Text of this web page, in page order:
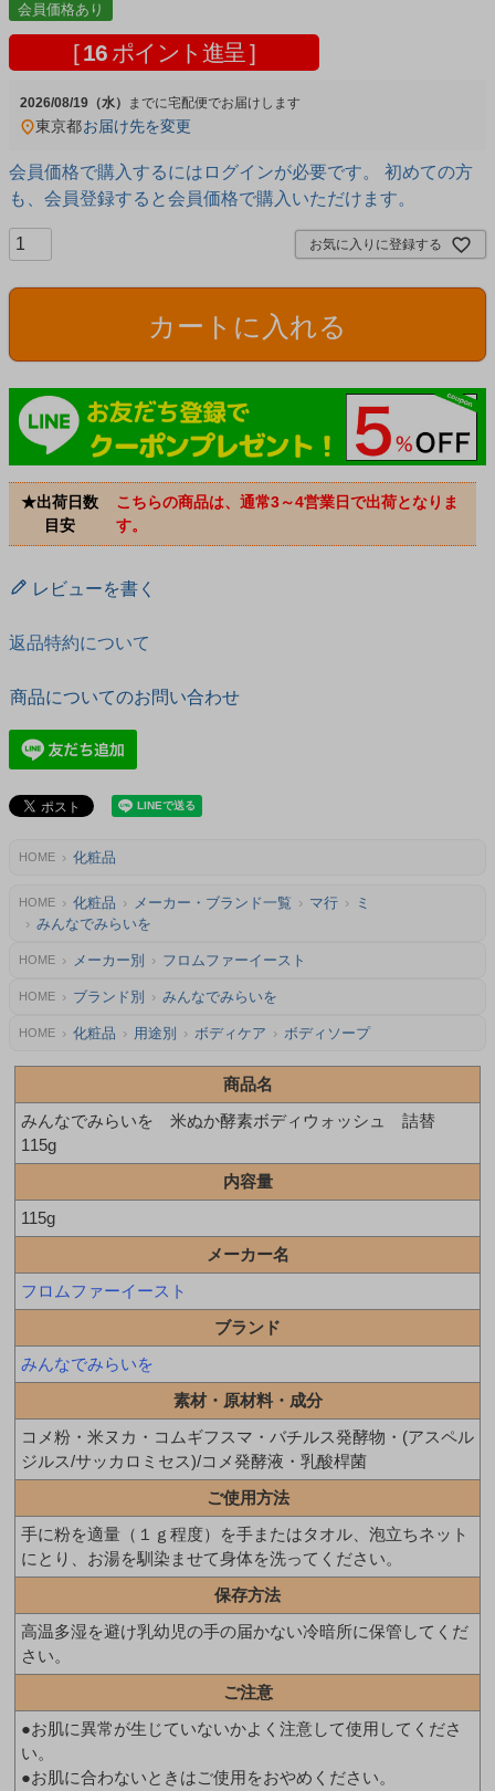
会員価格あり
[ 16 ポイント進呈 ]
2026/08/19（水） 宅配便
東京都お届け先を変更
会員価格で購入するにはログインが必要です。 初めての方
も、会員登録すると会員価格で購入いただけます。
お気に入りに登録する
カートに入れる
★出荷日数
目安
こちらの商品は、通常3～4営業日で出荷となりま
す。
レビューを書く
返品特約について
商品についてのお問い合わせ
HOME 化粧品
HOME 化粧品 メーカー・ブランド一覧 マ行
ミ
みんなでみらいを
HOME メーカー別 フロムファーイースト
HOME ブランド別 みんなでみらいを
HOME 化粧品 用途別 ボディケア ボディソープ
商品名
みんなでみらいを 米ぬか酵素ボディウォッシュ 詰替
115g
内容量
115g
メーカー名
フロムファーイースト
ブランド
みんなでみらいを
素材・原材料・成分
コメ粉・米ヌカ・コムギフスマ・バチルス発酵物・(アスペル
ジルス/サッカロミセス)/コメ発酵液・乳酸桿菌
ご使用方法
手に粉を適量（１ｇ程度）を手またはタオル、泡立ちネット
にとり、お湯を馴染ませて身体を洗ってください。
保存方法
高温多湿を避け乳幼児の手の届かない冷暗所に保管してくだ
さい。
ご注意
●お肌に異常が生じていないかよく注意して使用してくださ
い。
●お肌に合わないときはご使用をおやめください。